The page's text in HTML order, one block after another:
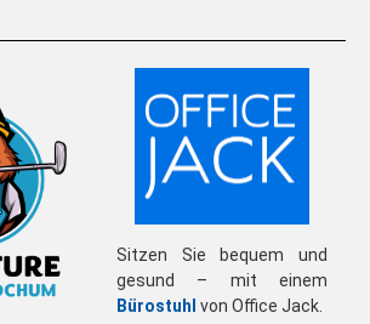
Sitzen Sie bequem und
gesund – mit einem
Bürostuhl von Office Jack.